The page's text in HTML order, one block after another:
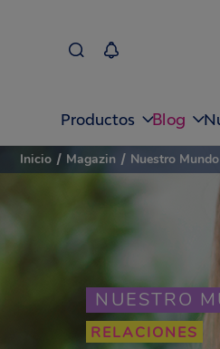
Productos Blog
NUESTRO
RELACIONES
Inicio / Magazin / Nuestro Mundo